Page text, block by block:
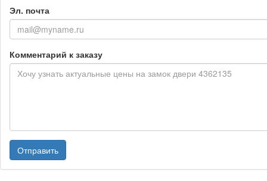
Эл. почта
Комментарий к заказу
Отправить